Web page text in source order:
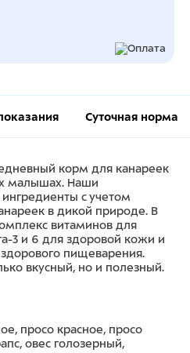
Суточная норма
корм для канареек
малышах. Наши
с учетом
в дикой природе. В
витаминов для
3 и 6 для здоровой кожи и
пищеварения.
вкусный, но и полезный.
просо красное, просо
овес голозерный,